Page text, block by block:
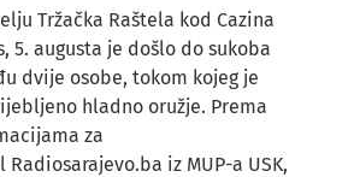
Tržačka Raštela kod Cazina
5. augusta je došlo do sukoba
dvije osobe, tokom kojeg je
hladno oružje. Prema
za
Radiosarajevo.ba iz MUP-a USK,